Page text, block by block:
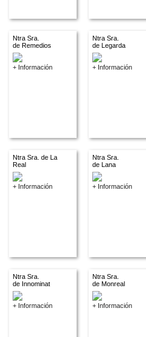
Ntra Sra.
de Remedios
+ Información
Ntra Sra.
de Legarda
+ Información
Ntra Sra. de La
Real
+ Información
Ntra Sra.
de Lana
+ Información
Ntra Sra.
de Innominat
+ Información
Ntra Sra.
de Monreal
+ Información